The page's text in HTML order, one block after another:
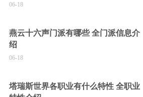
06-18
燕云十六声门派有哪些 全门派信息介
绍
06-18
塔瑞斯世界各职业有什么特性 全职业